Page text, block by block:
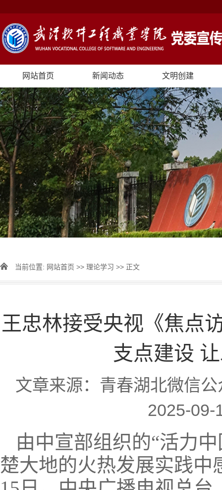
网站首页 新闻动态 文明创建
当前位置: 网站首页 >> 理论学习 >> 正文
王忠林接受央视《焦点
支点建设
文章来源：青春湖北微信
2025-
由中宣部组织的“活力
楚大地的火热发展实践中